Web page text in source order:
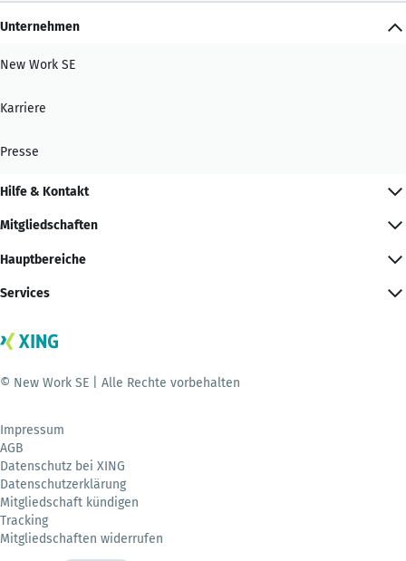
Unternehmen
New Work SE
Karriere
Presse
Hilfe & Kontakt
Mitgliedschaften
Hauptbereiche
Services
© New Work SE | Alle Rechte vorbehalten
Impressum
AGB
Datenschutz bei XING
Datenschutzerklärung
Mitgliedschaft kündigen
Tracking
Mitgliedschaften widerrufen